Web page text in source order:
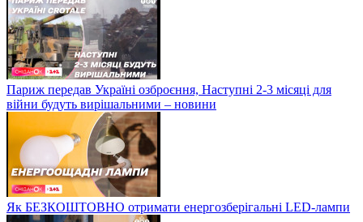
Париж передав Україні озброєння, Наступні 2-3 місяці для
війни будуть вирішальними – новини
Як БЕЗКОШТОВНО отримати енергозберігальні LED-лампи